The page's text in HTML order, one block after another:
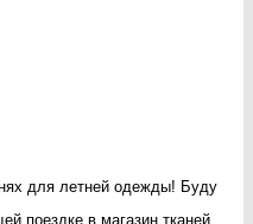
для летней одежды! Буду
поездке в магазин тканей.